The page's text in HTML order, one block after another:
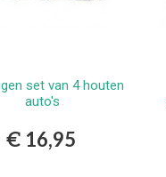
Bestellen
set van 4 houten
auto's
€ 16,95